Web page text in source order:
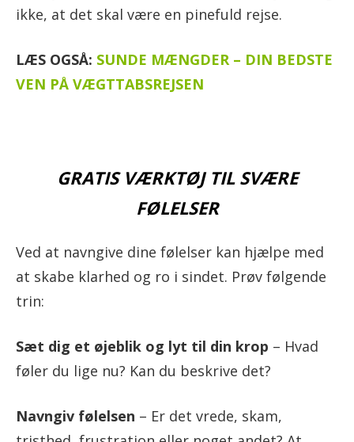
ikke, at det skal være en pinefuld rejse.
LÆS OGSÅ: SUNDE MÆNGDER – DIN BEDSTE
VEN PÅ VÆGTTABSREJSEN
GRATIS VÆRKTØJ TIL SVÆRE
FØLELSER
Ved at navngive dine følelser kan hjælpe med
at skabe klarhed og ro i sindet. Prøv følgende
trin:
Sæt dig et øjeblik og lyt til din krop – Hvad
føler du lige nu? Kan du beskrive det?
Navngiv følelsen – Er det vrede, skam,